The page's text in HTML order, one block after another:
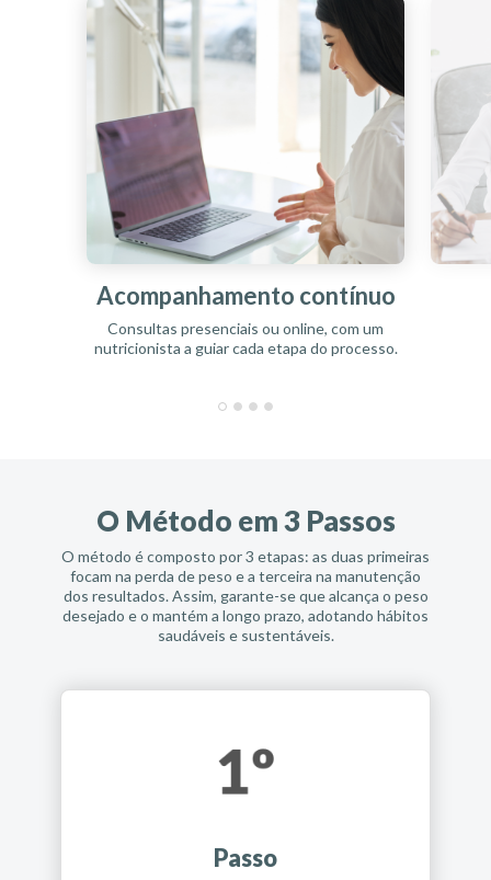
Acompanhamento contínuo
Consultas presenciais ou online, com um
nutricionista a guiar cada etapa do processo.
O Método em 3 Passos
O método é composto por 3 etapas: as duas primeiras
focam na perda de peso e a terceira na manutenção
dos resultados. Assim, garante-se que alcança o peso
desejado e o mantém a longo prazo, adotando hábitos
saudáveis e sustentáveis.
Passo